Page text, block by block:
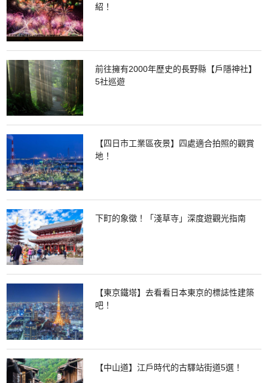
紹！
前往擁有2000年歷史的長野縣【戶隱神社】
5社巡遊
【四日市工業區夜景】四處適合拍照的觀賞
地！
下町的象徵！「淺草寺」深度遊觀光指南
【東京鐵塔】去看看日本東京的標誌性建築
吧！
【中山道】江戶時代的古驛站街道5選！